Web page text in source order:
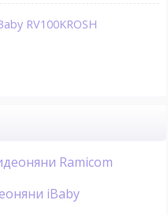
RV100KROSH
Ramicom
iBaby